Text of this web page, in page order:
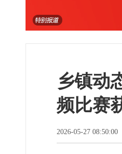
乡镇动
频比赛
2026-05-27